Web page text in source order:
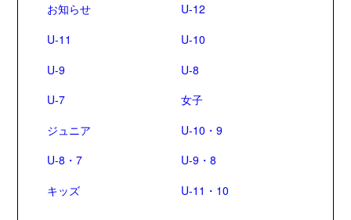
お知らせ
U-12
U-11
U-10
U-9
U-8
U-7
女子
ジュニア
U-10・9
U-8・7
U-9・8
キッズ
U-11・10